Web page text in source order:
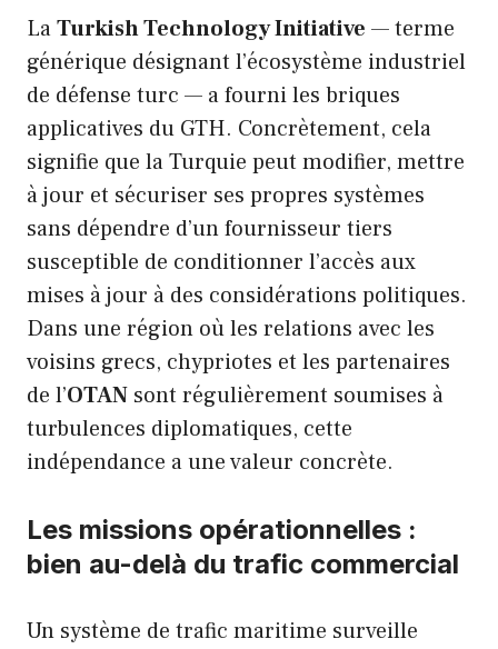
LaTurkish Technology Initiative — terme
générique désignant l’écosystème industriel
de défense turc — a fourni les briques
applicatives du GTH. Concrètement, cela
signifie que la Turquie peut modifier, mettre
à jour et sécuriser ses propres systèmes
sans dépendre d’un fournisseur tiers
susceptible de conditionner l’accès aux
mises à jour à des considérations politiques.
Dans une région où les relations avec les
voisins grecs, chypriotes et les partenaires
de l’OTAN sont régulièrement soumises à
turbulences diplomatiques, cette
indépendance a une valeur concrète.
Les missions opérationnelles :
bien au-delà du trafic commercial
Un système de trafic maritime surveille